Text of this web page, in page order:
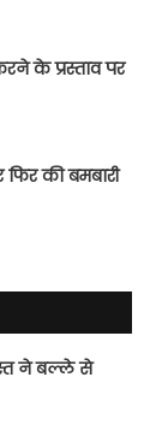
के प्रस्ताव पर
की बमबारी
ने बल्ले से